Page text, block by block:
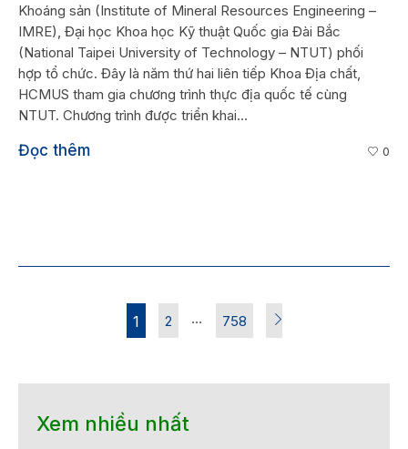
Khoáng sản (Institute of Mineral Resources Engineering –
IMRE), Đại học Khoa học Kỹ thuật Quốc gia Đài Bắc
(National Taipei University of Technology – NTUT) phối
hợp tổ chức. Đây là năm thứ hai liên tiếp Khoa Địa chất,
HCMUS tham gia chương trình thực địa quốc tế cùng
NTUT. Chương trình được triển khai...
Đọc thêm 0
1 2 … 758
Xem nhiều nhất